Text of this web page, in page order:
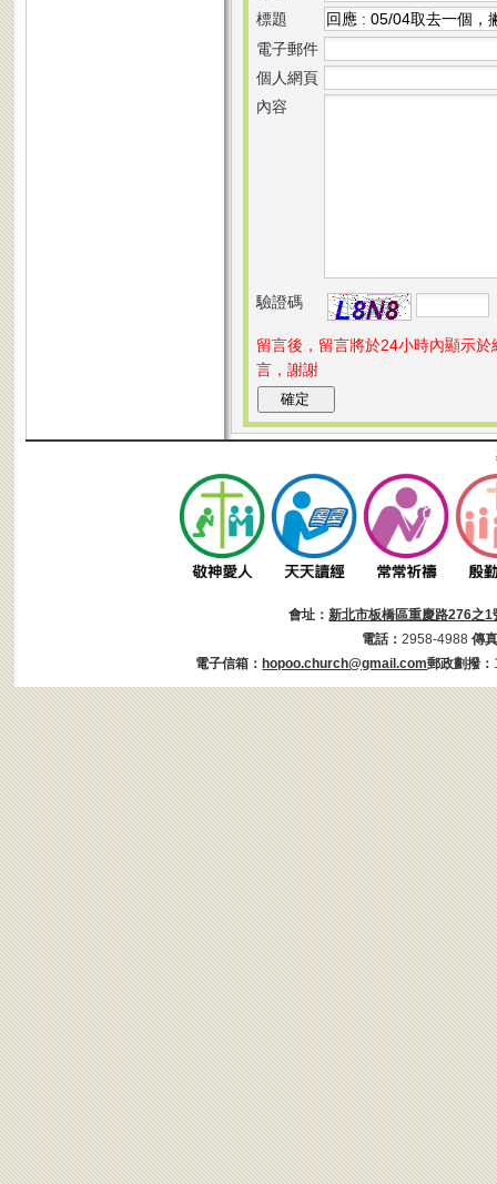
標題
電子郵件
個人網頁
內容
驗證碼
留言後，留言將於24小時內顯示
言，謝謝
會址：新北市板橋區重慶路276之1
電話： 2958-4988 傳
電子信箱：hopoo.church@gmail.com郵政劃撥：